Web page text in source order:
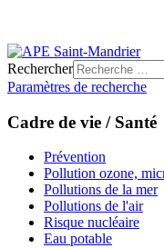
Rechercher
Paramètres de recherche
Cadre de vie / Santé
Prévention
Pollution ozone,
Pollutions de la mer
Pollutions de l'air
Risque nucléaire
Eau potable